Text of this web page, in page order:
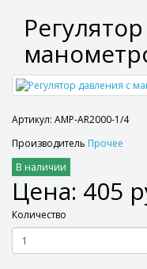
Артикул: AMP-AR2000-1/4
Производитель Прочее
В наличии
Цена: 405
Количество